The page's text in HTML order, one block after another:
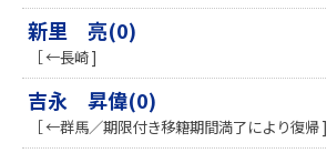
新里 亮(0)
［ ←長崎 ]
吉永 昇偉(0)
［ ←群馬／期限付き移籍期間満了により復帰 ]